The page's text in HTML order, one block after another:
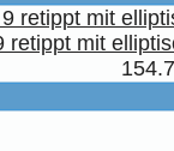
retippt mit